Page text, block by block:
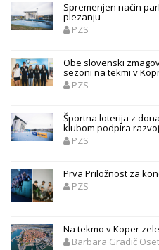
Spremenjen način
plezanju
PZS
Obe slovenski
sezoni na tekmi v
PZS
Športna loterija z
klubom podpira
PZS
Prva Priložnost za
PZS
Na tekmo v Koper
Barbara Gradič Oset